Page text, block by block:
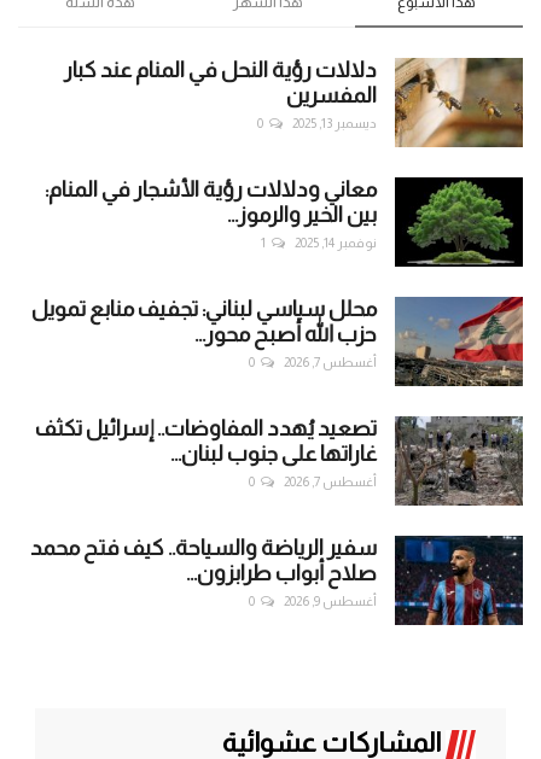
دلالات رؤية النحل في المنام عند كبار
المفسرين
ديسمبر 13, 2025 0
معاني ودلالات رؤية الأشجار في المنام:
بين الخير والرموز...
نوفمبر 14, 2025 1
محلل سياسي لبناني: تجفيف منابع تمويل
حزب الله أصبح محور...
أغسطس 7, 2026 0
تصعيد يُهدد المفاوضات.. إسرائيل تكثف
غاراتها على جنوب لبنان...
أغسطس 7, 2026 0
سفير الرياضة والسياحة.. كيف فتح محمد
صلاح أبواب طرابزون...
أغسطس 9, 2026 0
المشاركات عشوائية